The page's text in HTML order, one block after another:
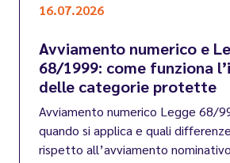
16.07.2026
Avviamento numerico e
68/1999: come funziona
delle categorie protette
Avviamento numerico Legge 68/
quando si applica e quali
rispetto all’avviamento